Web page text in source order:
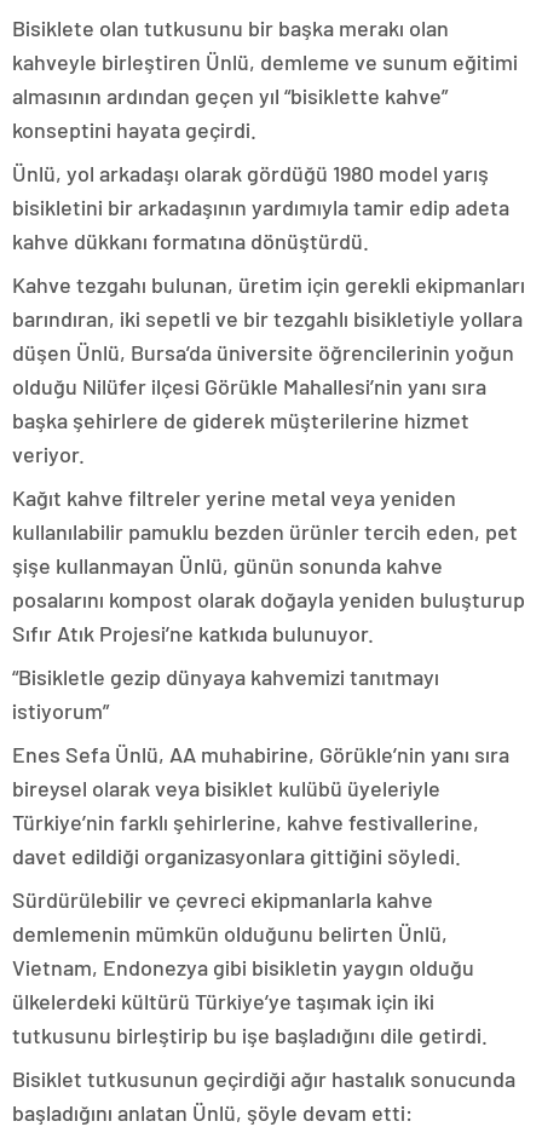
Bisiklete olan tutkusunu bir başka merakı olan
kahveyle birleştiren Ünlü, demleme ve sunum eğitimi
almasının ardından geçen yıl “bisiklette kahve”
konseptini hayata geçirdi.
Ünlü, yol arkadaşı olarak gördüğü 1980 model yarış
bisikletini bir arkadaşının yardımıyla tamir edip adeta
kahve dükkanı formatına dönüştürdü.
Kahve tezgahı bulunan, üretim için gerekli ekipmanları
barındıran, iki sepetli ve bir tezgahlı bisikletiyle yollara
düşen Ünlü, Bursa’da üniversite öğrencilerinin yoğun
olduğu Nilüfer ilçesi Görükle Mahallesi’nin yanı sıra
başka şehirlere de giderek müşterilerine hizmet
veriyor.
Kağıt kahve filtreler yerine metal veya yeniden
kullanılabilir pamuklu bezden ürünler tercih eden, pet
şişe kullanmayan Ünlü, günün sonunda kahve
posalarını kompost olarak doğayla yeniden buluşturup
Sıfır Atık Projesi’ne katkıda bulunuyor.
“Bisikletle gezip dünyaya kahvemizi tanıtmayı
istiyorum”
Enes Sefa Ünlü, AA muhabirine, Görükle’nin yanı sıra
bireysel olarak veya bisiklet kulübü üyeleriyle
Türkiye’nin farklı şehirlerine, kahve festivallerine,
davet edildiği organizasyonlara gittiğini söyledi.
Sürdürülebilir ve çevreci ekipmanlarla kahve
demlemenin mümkün olduğunu belirten Ünlü,
Vietnam, Endonezya gibi bisikletin yaygın olduğu
ülkelerdeki kültürü Türkiye’ye taşımak için iki
tutkusunu birleştirip bu işe başladığını dile getirdi.
Bisiklet tutkusunun geçirdiği ağır hastalık sonucunda
başladığını anlatan Ünlü, şöyle devam etti: